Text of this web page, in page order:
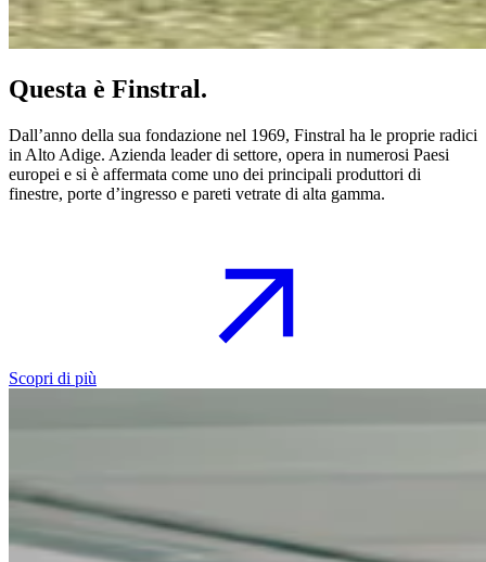
Questa è Finstral.
Dall’anno della sua fondazione nel 1969, Finstral ha le proprie radici
in Alto Adige. Azienda leader di settore, opera in numerosi Paesi
europei e si è affermata come uno dei principali produttori di
finestre, porte d’ingresso e pareti vetrate di alta gamma.
Scopri di più